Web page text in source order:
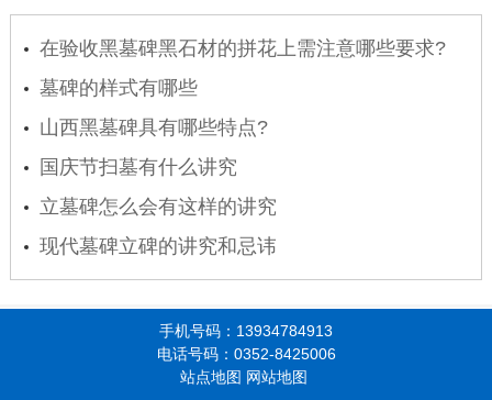
在验收黑墓碑黑石材的拼花上需注意哪些要求?
墓碑的样式有哪些
山西黑墓碑具有哪些特点?
国庆节扫墓有什么讲究
立墓碑怎么会有这样的讲究
现代墓碑立碑的讲究和忌讳
手机号码：13934784913
电话号码：0352-8425006
站点地图 网站地图